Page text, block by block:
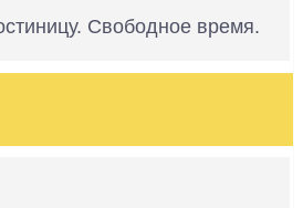
Свободное время.